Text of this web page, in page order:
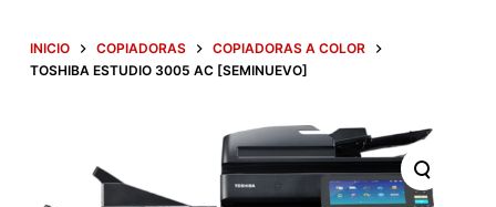
nINICIO COPIADORAS
COPIADORAS A COLOR
TOSHIBA ESTUDIO 3005 AC [SEMINUEVO]